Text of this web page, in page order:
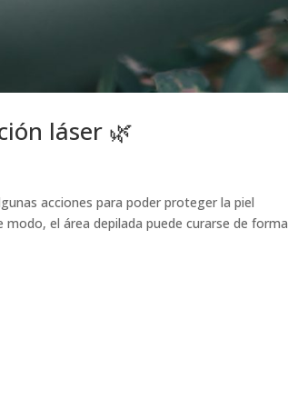
láser 🌿
acciones para poder proteger la piel
el área depilada puede curarse de forma